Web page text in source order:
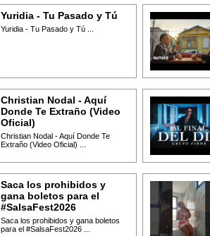
Yuridia - Tu Pasado y Tú
Yuridia - Tu Pasado y Tú ...
Christian Nodal - Aquí
Donde Te Extraño (Video
Oficial)
Christian Nodal - Aquí Donde Te
Extraño (Video Oficial) ...
Saca los prohibidos y
gana boletos para el
#SalsaFest2026
Saca los prohibidos y gana boletos
para el #SalsaFest2026 ...